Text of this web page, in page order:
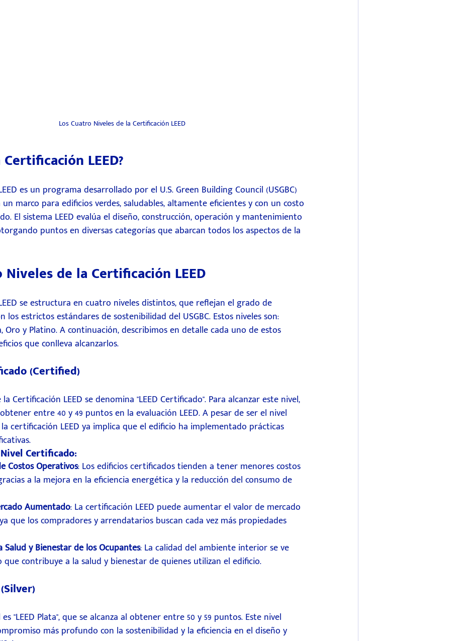
Los Cuatro Niveles de la Certificación LEED
LEED?
es un programa desarrollado por el U.S. Green Building Council (USGBC)
marco para edificios verdes, saludables, altamente eficientes y con un costo
El sistema LEED evalúa el diseño, construcción, operación y mantenimiento
puntos en diversas categorías que abarcan todos los aspectos de la
Niveles de la Certificación LEED
se estructura en cuatro niveles distintos, que reflejan el grado de
los estrictos estándares de sostenibilidad del USGBC. Estos niveles son:
Oro y Platino. A continuación, describimos en detalle cada uno de estos
que conlleva alcanzarlos.
(Certified)
Certificación LEED se denomina "LEED Certificado". Para alcanzar este nivel,
entre 40 y 49 puntos en la evaluación LEED. A pesar de ser el nivel
certificación LEED ya implica que el edificio ha implementado prácticas
Certificado:
Costos Operativos: Los edificios certificados tienden a tener menores costos
a la mejora en la eficiencia energética y la reducción del consumo de
Aumentado: La certificación LEED puede aumentar el valor de mercado
que los compradores y arrendatarios buscan cada vez más propiedades
Salud y Bienestar de los Ocupantes: La calidad del ambiente interior se ve
que contribuye a la salud y bienestar de quienes utilizan el edificio.
"LEED Plata", que se alcanza al obtener entre 50 y 59 puntos. Este nivel
más profundo con la sostenibilidad y la eficiencia en el diseño y